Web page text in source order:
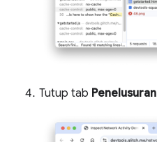
Tutup tab Penelusuran